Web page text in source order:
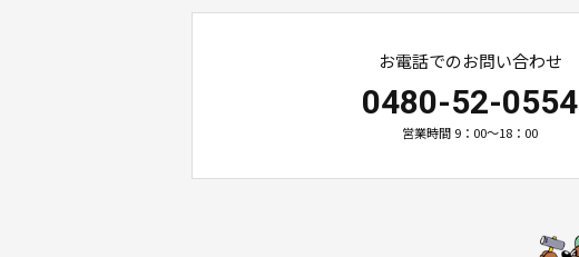
お電話でのお問い合わせ
0480-52-0554
営業時間 9：00～18：00